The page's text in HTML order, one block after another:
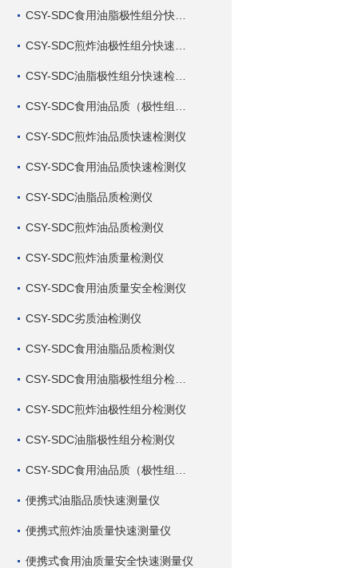
CSY-SDC煎炸油品质快速检测仪
CSY-SDC食用油品质快速检测仪
CSY-SDC油脂品质检测仪
CSY-SDC煎炸油品质检测仪
CSY-SDC煎炸油质量检测仪
CSY-SDC食用油质量安全检测仪
CSY-SDC劣质油检测仪
CSY-SDC食用油脂品质检测仪
CSY-SDC煎炸油极性组分检测仪
CSY-SDC油脂极性组分检测仪
便携式油脂品质快速测量仪
便携式煎炸油质量快速测量仪
便携式食用油质量安全快速测量仪